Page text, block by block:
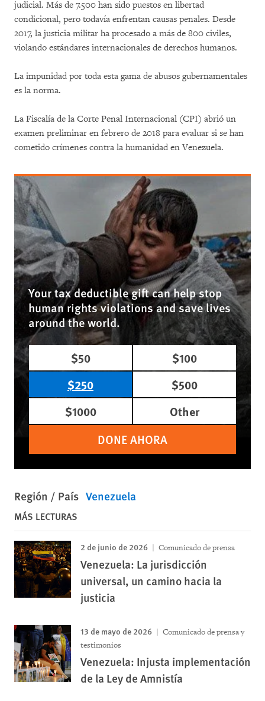
judicial. Más de 7.500 han sido puestos en libertad
condicional, pero todavía enfrentan causas penales. Desde
2017, la justicia militar ha procesado a más de 800 civiles,
violando estándares internacionales de derechos humanos.
La impunidad por toda esta gama de abusos gubernamentales
es la norma.
La Fiscalía de la Corte Penal Internacional (CPI) abrió un
examen preliminar en febrero de 2018 para evaluar si se han
cometido crímenes contra la humanidad en Venezuela.
Your tax deductible gift can help stop
human rights violations and save lives
around the world.
$50
$100
$250
$500
$1000
Other
DONE AHORA
Región / País Venezuela
MÁS LECTURAS
2 de junio de 2026 Comunicado de prensa
Venezuela: La jurisdicción
universal, un camino hacia la
justicia
13 de mayo de 2026
Comunicado de prensa y
testimonios
Venezuela: Injusta implementación
de la Ley de Amnistía